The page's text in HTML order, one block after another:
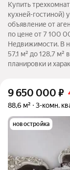
Купить
кухней-гостиной)
объявление от
по цене от 7 100
Недвижимости. В
57,1 м² до 128,7
планировки и
9 650 000 ₽
88,6 м² 3-комн.
новостройка